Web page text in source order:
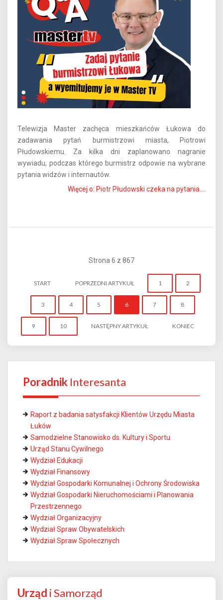
Telewizja Master zachęca mieszkańców Łukowa do
zadawania pytań burmistrzowi miasta, Piotrowi
Płudowskiemu. Za kilka dni zaplanowano nagranie
wywiadu, podczas którego burmistrz odpowie na wybrane
pytania widzów i internautów.
Więcej o: Piotr Płudowski czeka na pytania....
Strona 6 z 867
START POPRZEDNI ARTYKUŁ 1 2
3 4 5 6 7 8
9 10 NASTĘPNY ARTYKUŁ KONIEC
Poradnik Interesanta
Raport z badania satysfakcji Klientów Urzędu Miasta
Łuków
Samodzielne Stanowisko ds. Kultury i Sportu
Urząd Stanu Cywilnego
Wydział Edukacji
Wydział Finansowy
Wydział Gospodarki Komunalnej i Ochrony Środowiska
Wydział Gospodarki Nieruchomościami i Planowania
Przestrzennego
Wydział Organizacyjny
Wydział Spraw Obywatelskich
Wydział Spraw Społecznych
Urząd i Samorząd